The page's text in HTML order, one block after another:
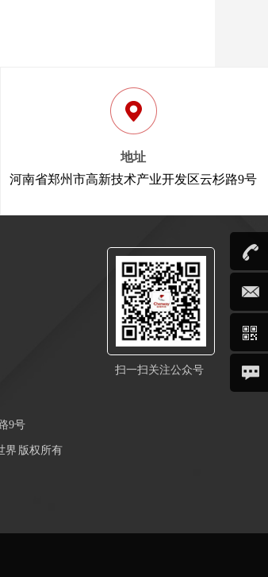
地址
河南省郑州市高新技术产业开发区云杉路9号
9号
界 版权所有
扫一扫关注公众号